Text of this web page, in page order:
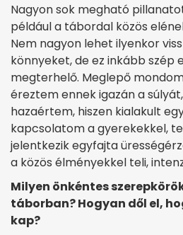
Nagyon sok megható
például a tábordal közös
Nem nagyon lehet ilyenkor
könnyeket, de ez inkább szép
megterhelő. Meglepő
éreztem ennek igazán a
hazaértem, hiszen kialakult
kapcsolatom a gyerekekkel,
jelentkezik egyfajta
a közös élményekkel teli,
Milyen önkéntes
táborban? Hogyan dől el,
kap?